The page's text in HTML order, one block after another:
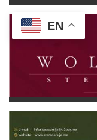
EN